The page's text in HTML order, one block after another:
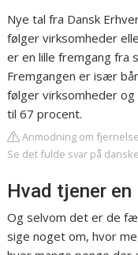
Nye tal fra Dansk
følger virksomheder
er en lille fremgang fra
Fremgangen er især
følger virksomheder
til 67 procent.
Anmodning om fjernelse
Se det fulde svar på
Hvad tjener en
Og selvom det er de
sige noget om, hvor